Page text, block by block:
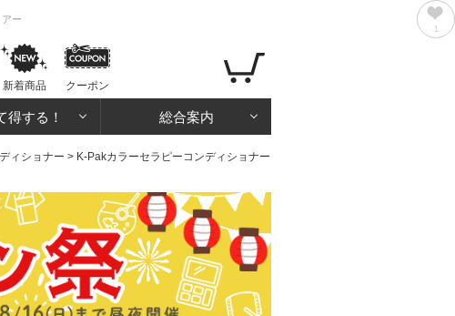
ー
新着商品 クーポン
得する！ 総合案内
ィショナー > K-Pakカラーセラピーコンディショナー
1